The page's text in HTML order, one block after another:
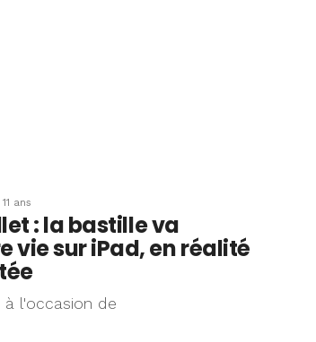
ans
: la bastille va
vie sur iPad, en réalité
à l'occasion de